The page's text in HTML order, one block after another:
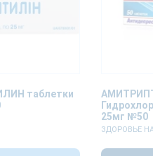
таблетки
25мг №50
ЗДОРОВЬЕ